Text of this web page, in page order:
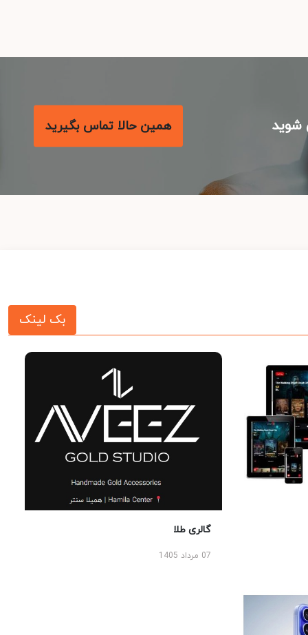
همین حالا تماس بگیرید
بک لینک
گالری طلا
07 مرداد 1405